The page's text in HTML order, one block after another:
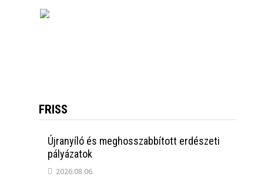
FRISS
Újranyíló és meghosszabbított erdészeti
pályázatok
2026.08.06.